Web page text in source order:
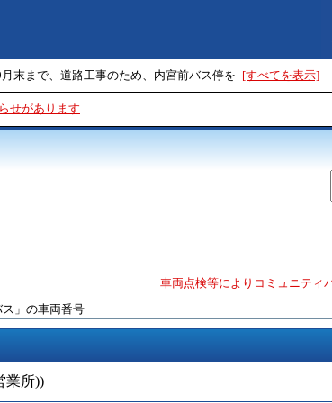
月末まで、道路工事のため、内宮前バス停を [すべてを表示]
せがあります
車両点検等によりコミュニティ
」 の車両番号
業所))